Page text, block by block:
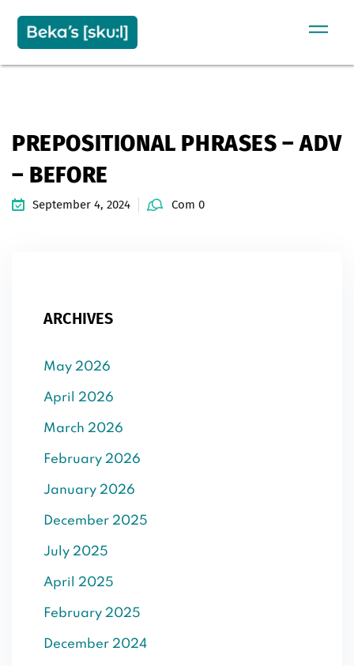
PREPOSITIONAL PHRASES – ADV
– BEFORE
September 4, 2024 Com 0
ARCHIVES
May 2026
April 2026
March 2026
February 2026
January 2026
December 2025
July 2025
April 2025
February 2025
December 2024
Sign in
Already have an account?